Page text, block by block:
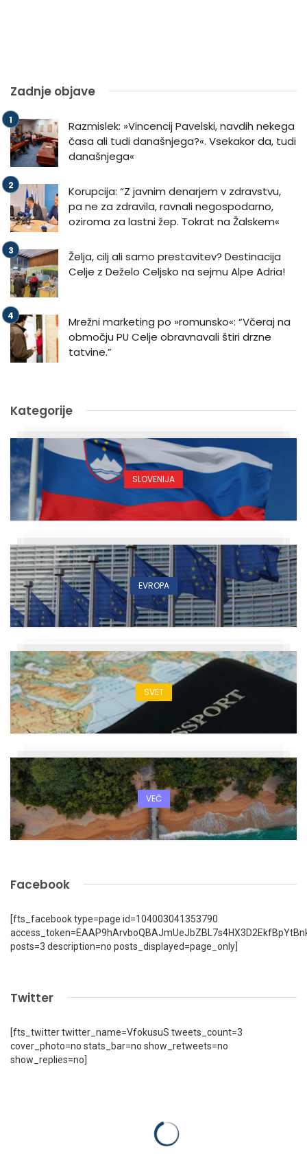
Zadnje objave
Razmislek: »Vincencij Pavelski, navdih nekega
časa ali tudi današnjega?«. Vsekakor da, tudi
današnjega«
Korupcija: “Z javnim denarjem v zdravstvu,
pa ne za zdravila, ravnali negospodarno,
oziroma za lastni žep. Tokrat na Žalskem«
Želja, cilj ali samo prestavitev? Destinacija
Celje z Deželo Celjsko na sejmu Alpe Adria!
Mrežni marketing po »romunsko«: “Včeraj na
območju PU Celje obravnavali štiri drzne
tatvine.”
Kategorije
SLOVENIJA
EVROPA
SVET
VEČ
Facebook
[fts_facebook type=page id=104003041353790
posts=3 description=no posts_displayed=page_only]
Twitter
[fts_twitter twitter_name=VfokusuS tweets_count=3
cover_photo=no stats_bar=no show_retweets=no
show_replies=no]